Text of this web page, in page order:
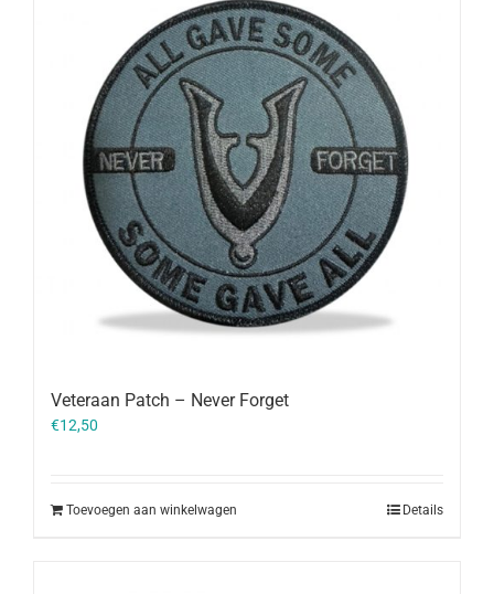
Veteraan Patch – Never Forget
€12,50
Toevoegen aan winkelwagen Details